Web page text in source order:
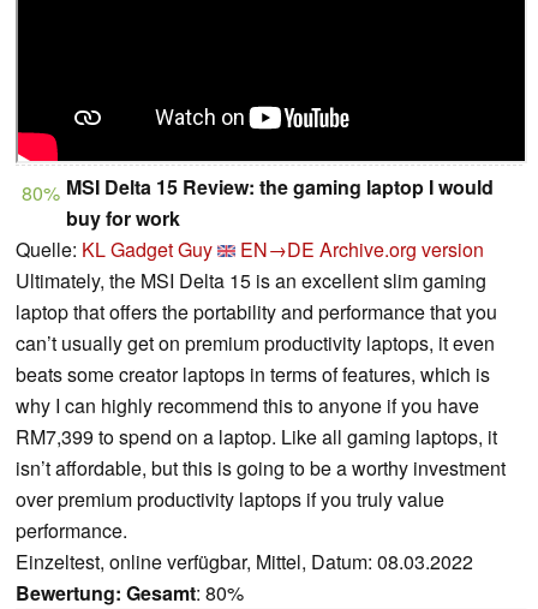
80% MSI Delta 15 Review: the gaming laptop I would
buy for work
Quelle: KL Gadget Guy EN→DE Archive.org version
Ultimately, the MSI Delta 15 is an excellent slim gaming
laptop that offers the portability and performance that you
can’t usually get on premium productivity laptops, it even
beats some creator laptops in terms of features, which is
why I can highly recommend this to anyone if you have
RM7,399 to spend on a laptop. Like all gaming laptops, it
isn’t affordable, but this is going to be a worthy investment
over premium productivity laptops if you truly value
performance.
Einzeltest, online verfügbar, Mittel, Datum: 08.03.2022
Bewertung: Gesamt: 80%